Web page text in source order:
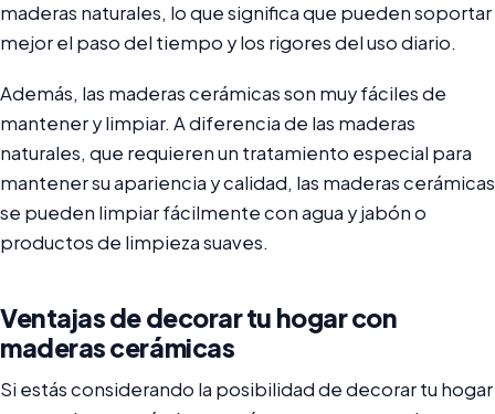
maderas naturales, lo que significa que pueden soportar
mejor el paso del tiempo y los rigores del uso diario.
Además, las maderas cerámicas son muy fáciles de
mantener y limpiar. A diferencia de las maderas
naturales, que requieren un tratamiento especial para
mantener su apariencia y calidad, las maderas cerámicas
se pueden limpiar fácilmente con agua y jabón o
productos de limpieza suaves.
Ventajas de decorar tu hogar con
maderas cerámicas
Si estás considerando la posibilidad de decorar tu hogar